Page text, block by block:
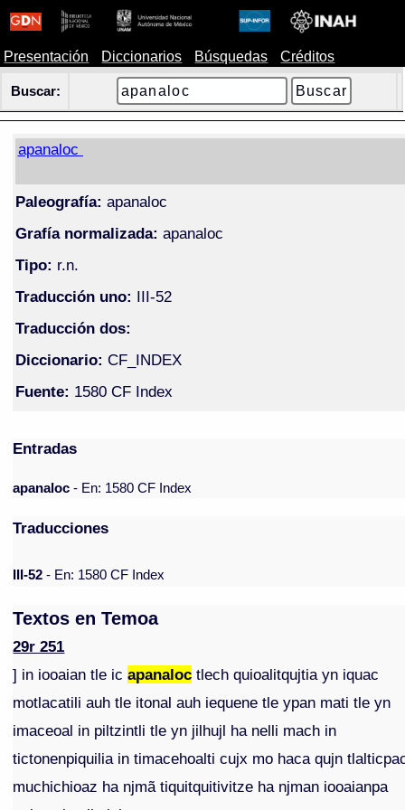
Presentación Diccionarios Búsquedas Créditos
Buscar:
apanaloc
Paleografía: apanaloc
Grafía normalizada: apanaloc
Tipo: r.n.
Traducción uno: III-52
Traducción dos:
Diccionario: CF_INDEX
Fuente: 1580 CF Index
Entradas
apanaloc- En: 1580 CF Index
Traducciones
III-52 - En: 1580 CF Index
Textos en Temoa
29r 251
] in iooaian tle icapanaloc tlech quioalitqujtia yn iquac
motlacatili auh tle itonal auh iequene tle ypan mati tle yn
imaceoal in piltzintli tle yn jilhujl ha nelli mach in
tictonenpiquilia in timacehoalti cujx mo haca qujn
muchichioaz ha njmã tiquitquitivitze ha njman iooaianpa